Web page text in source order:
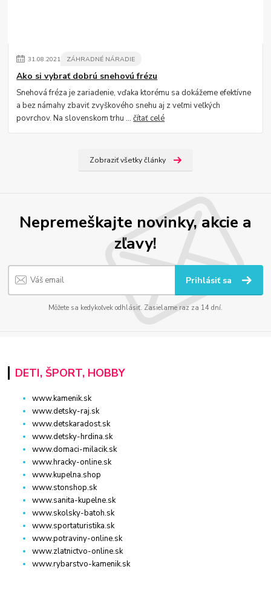
31.08.2021 ZÁHRADNÉ NÁRADIE
Ako si vybrať dobrú snehovú frézu
Snehová fréza je zariadenie, vďaka ktorému sa dokážeme efektívne
a bez námahy zbaviť zvyškového snehu aj z veľmi veľkých
povrchov. Na slovenskom trhu ...čítať celé
Zobraziť všetky články
Nepremeškajte novinky, akcie a
zľavy!
Prihlásiť sa
Môžete sa kedykoľvek odhlásiť. Zasielame raz za 14 dní.
DETI, ŠPORT, HOBBY
www.kamenik.sk
www.detsky-raj.sk
www.detskaradost.sk
www.detsky-hrdina.sk
www.domaci-milacik.sk
www.hracky-online.sk
www.kupelna.shop
www.stonshop.sk
www.sanita-kupelne.sk
www.skolsky-batoh.sk
www.sportaturistika.sk
www.potraviny-online.sk
www.zlatnictvo-online.sk
www.rybarstvo-kamenik.sk